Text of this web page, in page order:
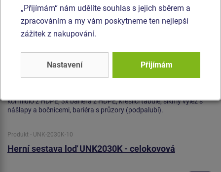
kormidlo z HDPE, 3x bariéra z HDPE, kreslící tabule, šikmý výlez s
nášlapy a bočnicemi, bariéra s průzory (podpalubí).
Produkt - UNK-2030K-10
Herní sestava loď UNK2030K - celokovová
„Přijímám“ nám udělíte souhlas s jejich sběrem a
zpracováním a my vám poskytneme ten nejlepší
zážitek z nakupování.
Nastavení Přijímám